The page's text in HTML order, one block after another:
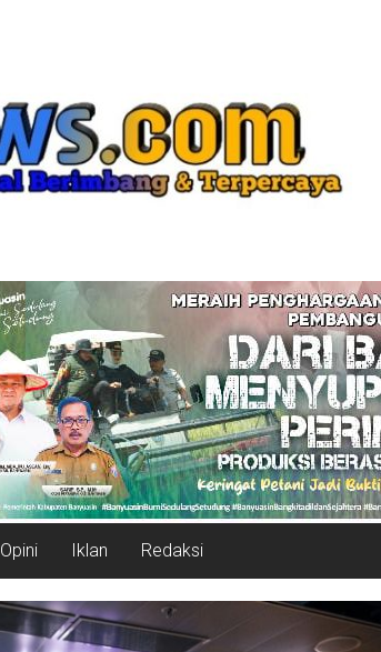
Opini Iklan Redaksi